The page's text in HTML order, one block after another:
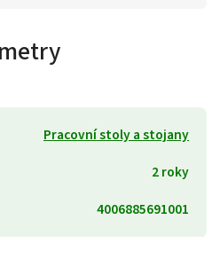
Pracovní stoly a stojany
2 roky
4006885691001